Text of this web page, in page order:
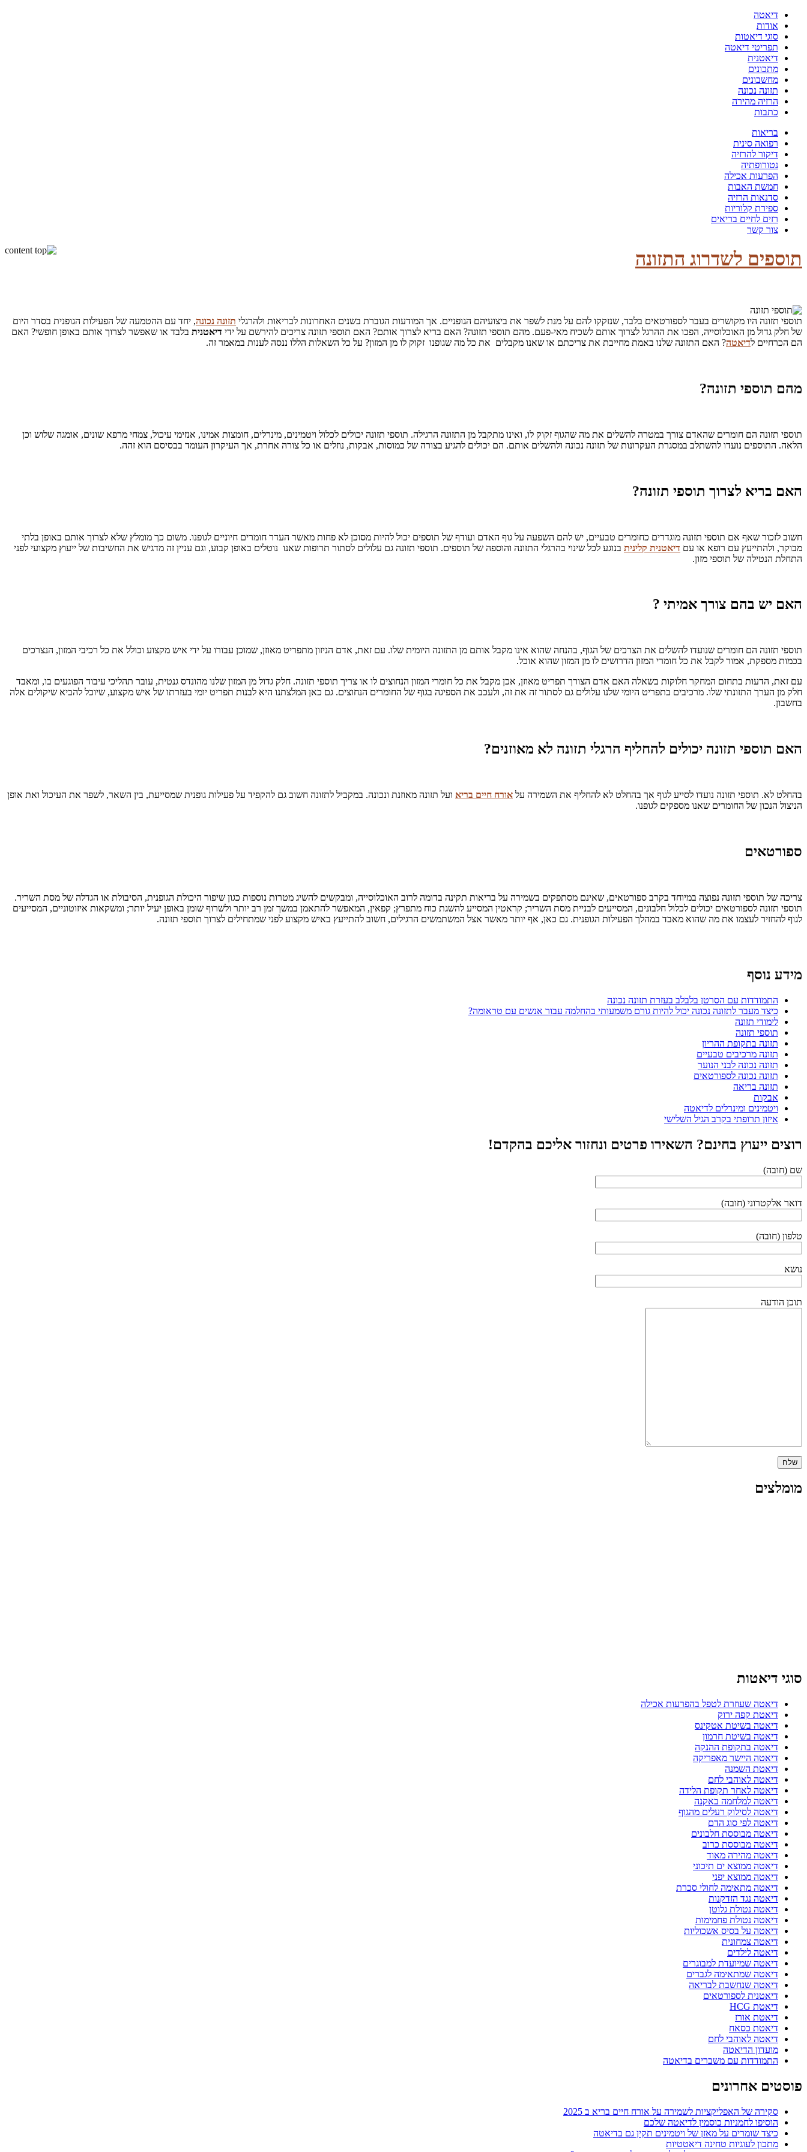
דיאטה
אודות
סוגי דיאטות
תפריטי דיאטה
דיאטנית
מתכונים
מחשבונים
תזונה נכונה
הרזיה מהירה
כתבות
בריאות
רפואה סינית
דיקור להרזיה
נטורופתיה
הפרעות אכילה
חמשת האבות
סדנאות הרזיה
ספירת קלוריות
רזים לחיים בריאים
צור קשר
תוספים לשדרוג התזונה
תוספי תזונה היו מקושרים בעבר לספורטאים בלבד, שנזקקו להם על מנת לשפר את ביצועיהם הגופניים. אך המודעות הגוברת בשנים האחרונות לבריאות ולהרגלי תזונה נכונה, יחד עם ההטמעה של הפעילות הגופנית בסדר היום
של חלק גדול מן האוכלוסייה, הפכו את ההרגל לצרוך אותם לשכיח מאי-פעם. מהם תוספי תזונה? האם בריא לצרוך אותם? האם תוספי תזונה צריכים להירשם על ידי דיאטנית בלבד או שאפשר לצרוך אותם באופן חופשי? האם
הם הכרחיים לדיאטה? האם התזונה שלנו באמת מחייבת את צריכתם או שאנו מקבלים את כל מה שגופנו זקוק לו מן המזון? על כל השאלות הללו ננסה לענות במאמר זה.
מהם תוספי תזונה?
תוספי תזונה הם חומרים שהאדם צורך במטרה להשלים את מה שהגוף זקוק לו, ואינו מתקבל מן התזונה הרגילה. תוספי תזונה יכולים לכלול ויטמינים, מינרלים, חומצות אמינו, אנזימי עיכול, צמחי מרפא שונים, אומגה שלוש וכן
הלאה. התוספים נועדו להשתלב במסגרת העקרונות של תזונה נכונה ולהשלים אותם. הם יכולים להגיע בצורה של כמוסות, אבקות, נוזלים או כל צורה אחרת, אך העיקרון העומד בבסיסם הוא זהה.
האם בריא לצרוך תוספי תזונה?
חשוב לזכור שאף אם תוספי תזונה מוגדרים כחומרים טבעיים, יש להם השפעה על גוף האדם ועודף של תוספים יכול להיות מסוכן לא פחות מאשר העדר חומרים חיוניים לגופנו. משום כך מומלץ שלא לצרוך אותם באופן בלתי
מבוקר, ולהתייעץ עם רופא או עם דיאטנית קלינית בנוגע לכל שינוי בהרגלי התזונה והוספה של תוספים. תוספי תזונה גם עלולים לסתור תרופות שאנו נוטלים באופן קבוע, וגם עניין זה מדגיש את החשיבות של ייעוץ מקצועי לפני
התחלת הנטילה של תוספי מזון.
האם יש בהם צורך אמיתי ?
תוספי תזונה הם חומרים שנועדו להשלים את הצרכים של הגוף, בהנחה שהוא אינו מקבל אותם מן התזונה היומית שלו. עם זאת, אדם הניזון מתפריט מאוזן, שמוכן עבורו על ידי איש מקצוע וכולל את כל רכיבי המזון, הנצרכים
בכמות מספקת, אמור לקבל את כל חומרי המזון הדרושים לו מן המזון שהוא אוכל.
עם זאת, הדעות בתחום המחקר חלוקות בשאלה האם אדם הצורך תפריט מאוזן, אכן מקבל את כל חומרי המזון הנחוצים לו או צריך תוספי תזונה. חלק גדול מן המזון שלנו מהונדס גנטית, עובר תהליכי עיבוד הפוגעים בו, ומאבד
חלק מן הערך התזונתי שלו. מרכיבים בתפריט היומי שלנו עלולים גם לסתור זה את זה, ולעכב את הספיגה בגוף של החומרים הנחוצים. גם כאן המלצתנו היא לבנות תפריט יומי בעזרתו של איש מקצוע, שיוכל להביא שיקולים אלה
בחשבון.
האם תוספי תזונה יכולים להחליף הרגלי תזונה לא מאוזנים?
בהחלט לא. תוספי תזונה נועדו לסייע לגוף אך בהחלט לא להחליף את השמירה על אורח חיים בריא ועל תזונה מאוזנת ונכונה. במקביל לתזונה חשוב גם להקפיד על פעילות גופנית שמסייעת, בין השאר, לשפר את העיכול ואת אופן
הניצול הנכון של החומרים שאנו מספקים לגופנו.
ספורטאים
צריכה של תוספי תזונה נפוצה במיוחד בקרב ספורטאים, שאינם מסתפקים בשמירה על בריאות תקינה בדומה לרוב האוכלוסייה, ומבקשים להשיג מטרות נוספות כגון שיפור היכולת הגופנית, הסיבולת או הגדלה של מסת השריר.
תוספי תזונה לספורטאים יכולים לכלול חלבונים, המסייעים לבניית מסת השריר; קראטין המסייע להשגת כוח מתפרץ; קפאין, המאפשר להתאמן במשך זמן רב יותר ולשרוף שומן באופן יעיל יותר; ומשקאות איזוטוניים, המסייעים
לגוף להחזיר לעצמו את מה שהוא מאבד במהלך הפעילות הגופנית. גם כאן, אף יותר מאשר אצל המשתמשים הרגילים, חשוב להתייעץ באיש מקצוע לפני שמתחילים לצרוך תוספי תזונה.
מידע נוסף
התמודדות עם הסרטן בלבלב בעזרת תזונה נכונה
כיצד מעבר לתזונה נכונה יכול להיות גורם משמעותי בהחלמה עבור אנשים עם טראומה?
לימודי תזונה
תוספי תזונה
תזונה בתקופת ההריון
תזונה מרכיבים טבעיים
תזונה נכונה לבני הנוער
תזונה נכונה לספורטאים
תזונה בריאה
אבקות
ויטמינים ומינרלים לדיאטה
איזון תרופתי בקרב הגיל השלישי
רוצים ייעוץ בחינם? השאירו פרטים ונחזור אליכם בהקדם!
שם (חובה)
דואר אלקטרוני (חובה)
טלפון (חובה)
נושא
תוכן הודעה
מומלצים
סוגי דיאטות
דיאטה שעוזרת לטפל בהפרעות אכילה
דיאטת קפה ירוק
דיאטה בשיטת אטקינס
דיאטה בשיטת חרמון
דיאטה בתקופת ההנקה
דיאטה היישר מאפריקה
דיאטת השמנה
דיאטה לאוהבי לחם
דיאטה לאחר תקופת הלידה
דיאטה למלחמה באקנה
דיאטה לסילוק רעלים מהגוף
דיאטה לפי סוג הדם
דיאטה מבוססת חלבונים
דיאטה מבוססת כרוב
דיאטה מהירה מאוד
דיאטה ממוצא ים תיכוני
דיאטה ממוצא יפני
דיאטה מתאימה לחולי סכרת
דיאטה נגד הזדקנות
דיאטה נטולת גלוטן
דיאטה נטולת פחמימות
דיאטה על בסיס אשכוליות
דיאטה צמחונית
דיאטה לילדים
דיאטה שמיועדת למבוגרים
דיאטה שמתאימה לגברים
דיאטה שנחשבת לבריאה
דיאטנית לספורטאים
דיאטת HCG
דיאטת אורז
דיאטת כסאח
דיאטה לאוהבי לחם
מועדון הדיאטה
התמודדות עם משברים בדיאטה
פוסטים אחרונים
סקירה של האפליקציות לשמירה על אורח חיים בריא ב 2025
הוסיפו לחמניות כוסמין לדיאטה שלכם
כיצד שומרים על מאזן של ויטמינים תקין גם בדיאטה
מתכון לעוגיות טחינה דיאטטיות